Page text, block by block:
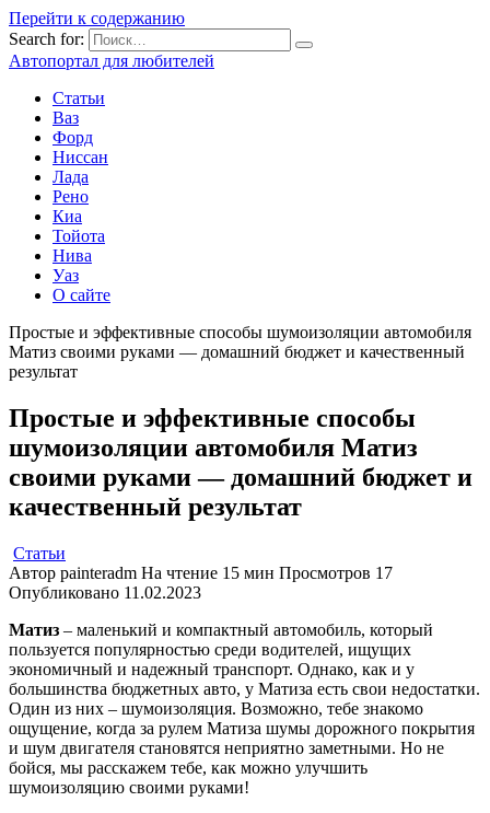
Перейти к содержанию
Search for:
Автопортал для любителей
Статьи
Ваз
Форд
Ниссан
Лада
Рено
Киа
Тойота
Нива
Уаз
О сайте
Простые и эффективные способы шумоизоляции автомобиля
Матиз своими руками — домашний бюджет и качественный
результат
Простые и эффективные способы
шумоизоляции автомобиля Матиз
своими руками — домашний бюджет и
качественный результат
Статьи
Автор painteradm На чтение 15 мин Просмотров 17
Опубликовано 11.02.2023
Матиз – маленький и компактный автомобиль, который
пользуется популярностью среди водителей, ищущих
экономичный и надежный транспорт. Однако, как и у
большинства бюджетных авто, у Матиза есть свои недостатки.
Один из них – шумоизоляция. Возможно, тебе знакомо
ощущение, когда за рулем Матиза шумы дорожного покрытия
и шум двигателя становятся неприятно заметными. Но не
бойся, мы расскажем тебе, как можно улучшить
шумоизоляцию своими руками!